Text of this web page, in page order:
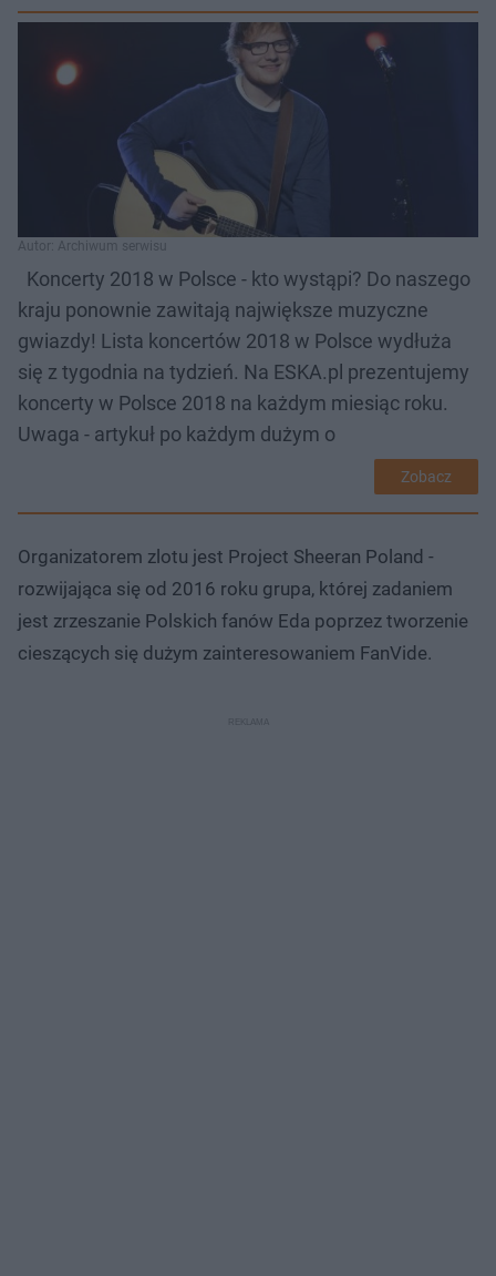
Autor: Archiwum serwisu
Koncerty 2018 w Polsce - kto wystąpi? Do naszego
kraju ponownie zawitają największe muzyczne
gwiazdy! Lista koncertów 2018 w Polsce wydłuża
się z tygodnia na tydzień. Na ESKA.pl prezentujemy
koncerty w Polsce 2018 na każdym miesiąc roku.
Uwaga - artykuł po każdym dużym o
Zobacz
Organizatorem zlotu jest Project Sheeran Poland -
rozwijająca się od 2016 roku grupa, której zadaniem
jest zrzeszanie Polskich fanów Eda poprzez tworzenie
cieszących się dużym zainteresowaniem FanVide.